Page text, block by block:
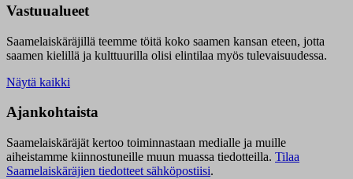
Vastuualueet
Saamelaiskäräjillä teemme töitä koko saamen kansan eteen, jotta
saamen kielillä ja kulttuurilla olisi elintilaa myös tulevaisuudessa.
Näytä kaikki
Ajankohtaista
Saamelaiskäräjät kertoo toiminnastaan medialle ja muille
aiheistamme kiinnostuneille muun muassa tiedotteilla. Tilaa
Saamelaiskäräjien tiedotteet sähköpostiisi.